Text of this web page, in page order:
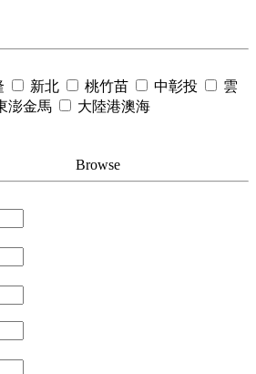
新北 桃竹苗 中彰投
雲
澎金馬
大陸港澳海
Browse